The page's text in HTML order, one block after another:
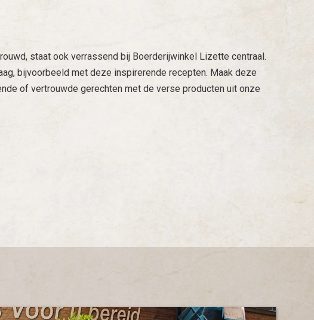
staat ook verrassend bij Boerderijwinkel Lizette centraal.
bijvoorbeeld met deze inspirerende recepten. Maak deze
of vertrouwde gerechten met de verse producten uit onze